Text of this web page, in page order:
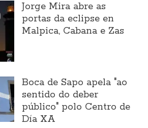
Jorge Mira abre as
portas da eclipse en
Malpica, Cabana e Zas
Boca de Sapo apela "ao
sentido do deber
público" polo Centro de
Día XA